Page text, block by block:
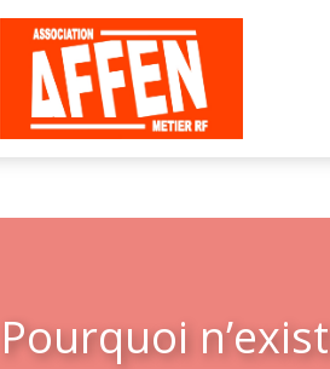
Pourquoi